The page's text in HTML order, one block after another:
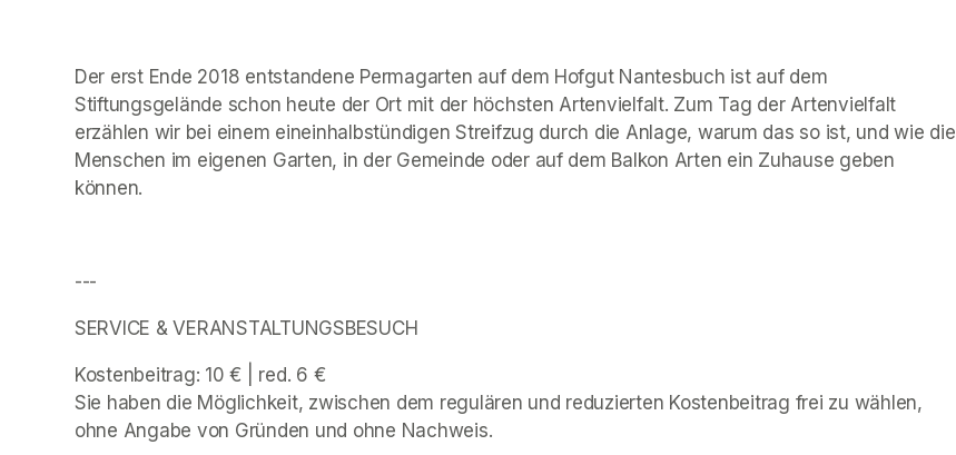
Der erst Ende 2018 entstandene Permagarten auf dem Hofgut Nantesbuch ist auf dem
Stiftungsgelände schon heute der Ort mit der höchsten Artenvielfalt. Zum Tag der Artenvielfalt
erzählen wir bei einem eineinhalbstündigen Streifzug durch die Anlage, warum das so ist, und wie die
Menschen im eigenen Garten, in der Gemeinde oder auf dem Balkon Arten ein Zuhause geben
können.
---
SERVICE & VERANSTALTUNGSBESUCH
Kostenbeitrag: 10 € | red. 6 €
Sie haben die Möglichkeit, zwischen dem regulären und reduzierten Kostenbeitrag frei zu wählen,
ohne Angabe von Gründen und ohne Nachweis.